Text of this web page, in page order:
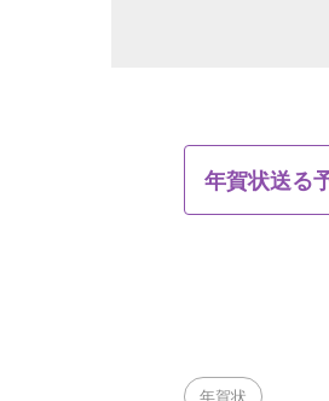
年賀状送る
年賀状